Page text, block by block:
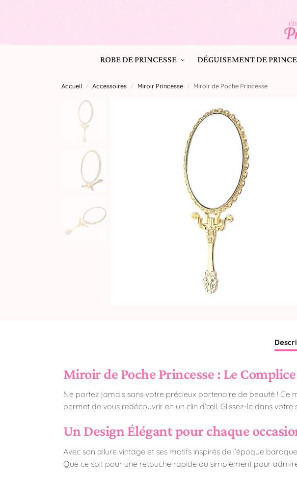
ROBE DE PRINCESSE DÉGUISEMENT DE
Accueil / Accessoires / Miroir Princesse / Miroir de Poche Princesse
Miroir de Poche Princesse : Le
Ne partez jamais sans votre précieux partenaire de beauté ! Ce
permet de vous redécouvrir en un clin d’œil. Glissez-le dans
Un Design Élégant pour chaque
Avec son allure vintage et ses motifs inspirés de l’époque
Que ce soit pour une retouche rapide ou simplement pour